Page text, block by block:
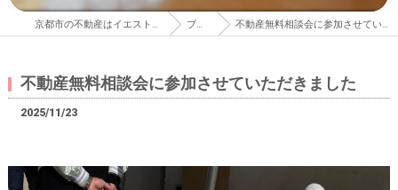
京都市の不動産はイエストア株式会社 ブログ 不動産無料相談会に参加させていただきました
不動産無料相談会に参加させていただきました
2025/11/23